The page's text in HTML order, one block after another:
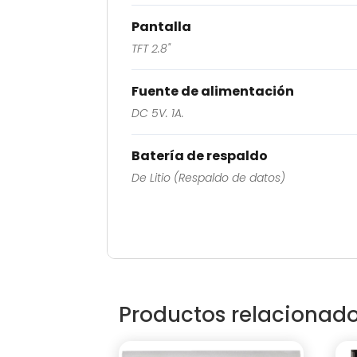
Pantalla
TFT 2.8"
Fuente de alimentación
DC 5V. 1A.
Batería de respaldo
De Litio (Respaldo de datos)
Productos